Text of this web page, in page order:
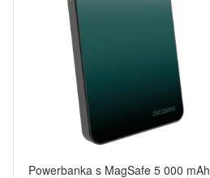
Powerbanka s MagSafe 5 000 mAh